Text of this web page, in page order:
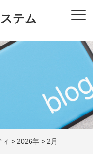
テム
> 2026年 > 2月